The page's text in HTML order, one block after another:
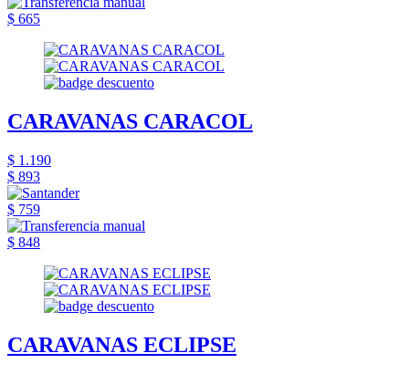
$ 665
CARAVANAS CARACOL
$ 1.190
$ 893
$ 759
$ 848
CARAVANAS ECLIPSE